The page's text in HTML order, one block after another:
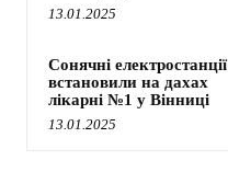
13.01.2025
Сонячні електростанції
встановили на дахах
лікарні №1 у Вінниці
13.01.2025